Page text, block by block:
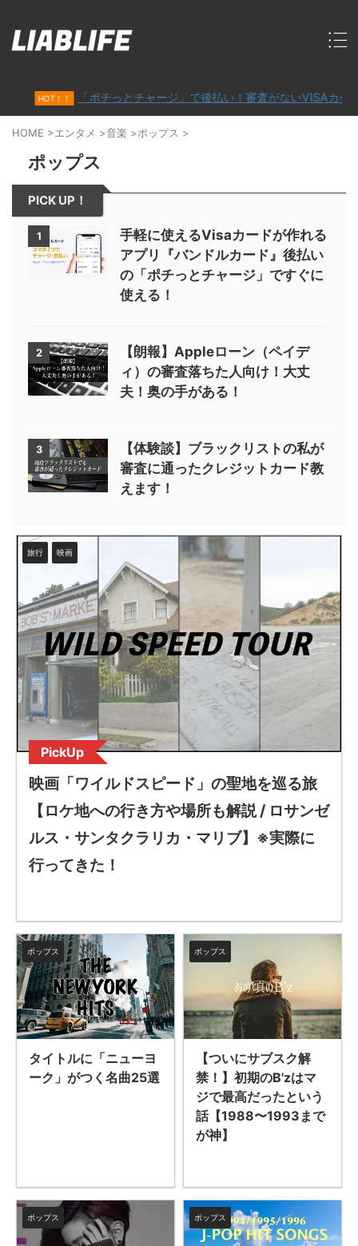
HOT！！ 「ポチっとチャージ」で後払い！審査がないVISAカード「
HOME >エンタメ >音楽 >ポップス >
ポップス
PICK UP！
1
手軽に使えるVisaカードが作れる
アプリ『バンドルカード』後払い
の「ポチっとチャージ」ですぐに
使える！
2
【朗報】Appleローン（ペイデ
ィ）の審査落ちた人向け！大丈
夫！奥の手がある！
3
【体験談】ブラックリストの私が
審査に通ったクレジットカード教
えます！
旅行 映画
PickUp
映画「ワイルドスピード」の聖地を巡る旅
【ロケ地への行き方や場所も解説 / ロサンゼ
ルス・サンタクラリカ・マリブ】※実際に
行ってきた！
ポップス
タイトルに「ニューヨ
ーク」がつく名曲25選
ポップス
【ついにサブスク解
禁！】初期のB'zはマ
ジで最高だったという
話【1988〜1993まで
が神】
ポップス ポップス